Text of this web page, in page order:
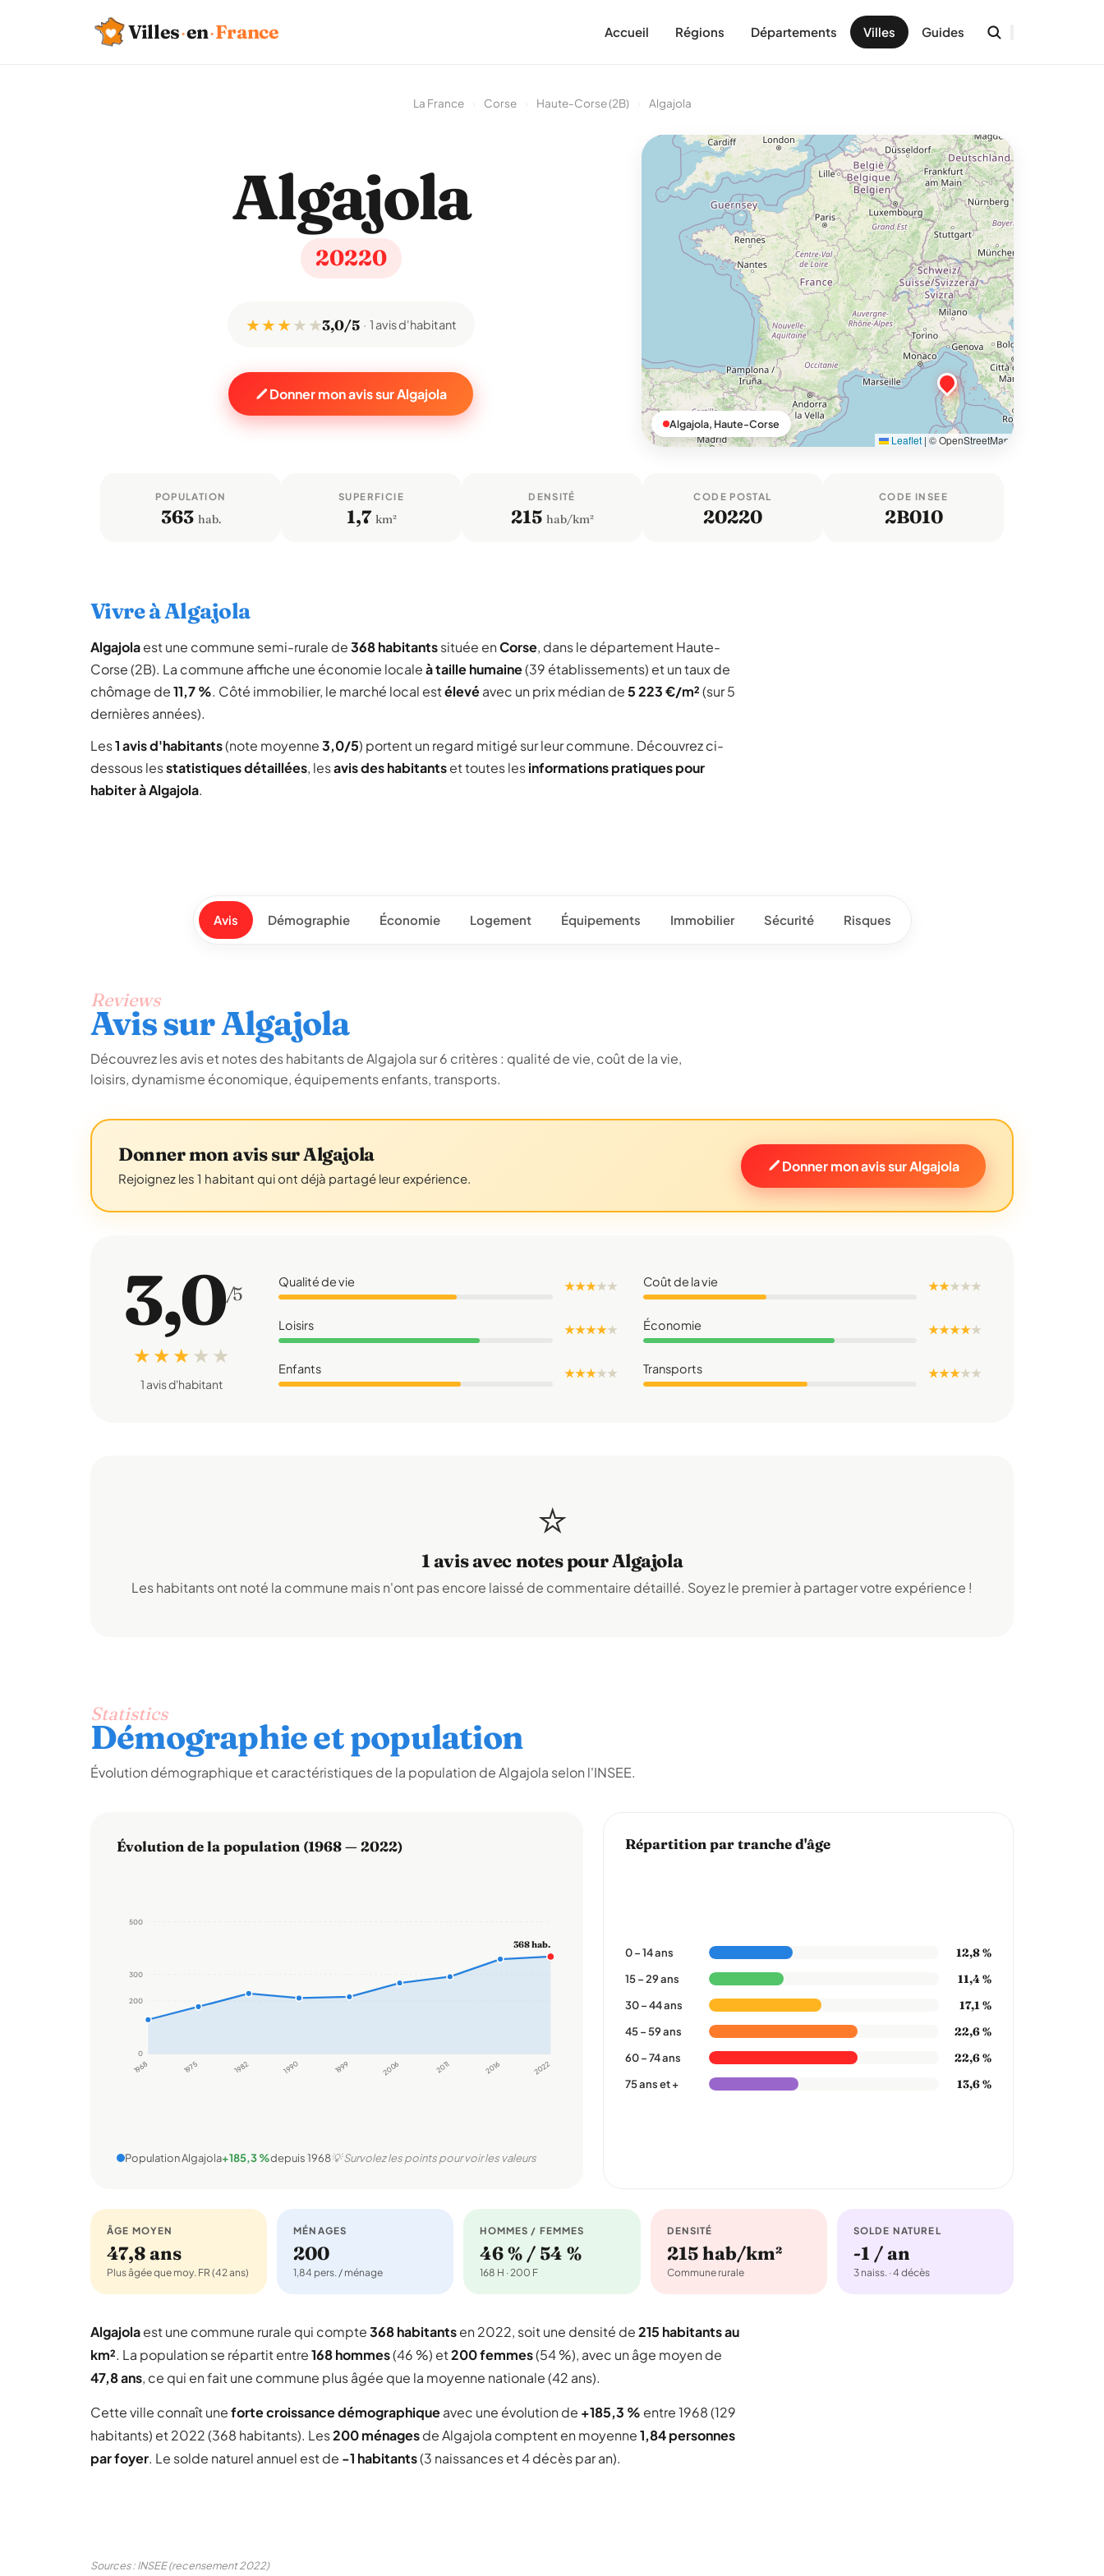
Villes·en·France Accueil Régions Départements Villes Guides
La France Corse Haute-Corse (2B) Algajola
Algajola
20220
★ ★ ★★ ★3,0/5 1 avis d'habitant
Donner mon avis sur Algajola
Leaflet | © OpenStreetMap
Algajola, Haute-Corse
POPULATION
363 hab.
SUPERFICIE
1,7 km²
DENSITÉ
215 hab/km²
CODE POSTAL
20220
CODE INSEE
2B010
Vivre à Algajola
Algajolaest une commune semi-rurale de368 habitantssituée enCorse, dans le département Haute-
Corse (2B). La commune affiche une économie localeà taille humaine(39 établissements) et un taux de
chômage de11,7 %. Côté immobilier, le marché local estélevéavec un prix médian de5 223 €/m²(sur 5
dernières années).
Les1 avis d'habitants(note moyenne3,0/5) portent un regard mitigé sur leur commune. Découvrez ci-
dessous lesstatistiques détaillées, lesavis des habitantset toutes lesinformations pratiques pour
habiter à Algajola.
Avis Démographie Économie Logement Équipements Immobilier Sécurité Risques
Reviews
Avis sur Algajola
Découvrez les avis et notes des habitants de Algajola sur 6 critères : qualité de vie, coût de la vie,
loisirs, dynamisme économique, équipements enfants, transports.
Donner mon avis sur Algajola
Rejoignez les 1 habitant qui ont déjà partagé leur expérience.
Donner mon avis sur Algajola
3,0/5
★ ★ ★ ★ ★
1 avis d'habitant
Qualité de vie ★ ★ ★★★ Coût de la vie ★ ★★★★
Loisirs ★ ★ ★ ★★ Économie ★ ★ ★ ★★
Enfants ★ ★ ★★★ Transports ★ ★ ★★★
⭐
1 avis avec notes pour Algajola
Les habitants ont noté la commune mais n'ont pas encore laissé de commentaire détaillé. Soyez le premier à partager votre expérience !
Statistics
Démographie et population
Évolution démographique et caractéristiques de la population de Algajola selon l'INSEE.
Évolution de la population (1968 — 2022)
0
200
300
500
1968 1975 1982 1990 1999 2006 2011 2016 2022
368 hab.
Population Algajola+185,3 %depuis 1968💡 Survolez les points pour voir les valeurs
Répartition par tranche d'âge
0 – 14 ans 12,8 %
15 – 29 ans 11,4 %
30 – 44 ans 17,1 %
45 – 59 ans 22,6 %
60 – 74 ans 22,6 %
75 ans et + 13,6 %
ÂGE MOYEN
47,8 ans
Plus âgée que moy. FR (42 ans)
MÉNAGES
200
1,84 pers. / ménage
HOMMES / FEMMES
46 % / 54 %
168 H · 200 F
DENSITÉ
215 hab/km²
Commune rurale
SOLDE NATUREL
-1 / an
3 naiss. · 4 décès
Algajolaest une commune rurale qui compte368 habitantsen 2022, soit une densité de215 habitants au
km². La population se répartit entre168 hommes(46 %) et200 femmes(54 %), avec un âge moyen de
47,8 ans, ce qui en fait une commune plus âgée que la moyenne nationale (42 ans).
Cette ville connaît uneforte croissance démographiqueavec une évolution de +185,3 % entre 1968 (129
habitants) et 2022 (368 habitants). Les200 ménagesde Algajola comptent en moyenne1,84 personnes
par foyer. Le solde naturel annuel est de -1 habitants(3 naissances et 4 décès par an).
Sources : INSEE (recensement 2022)